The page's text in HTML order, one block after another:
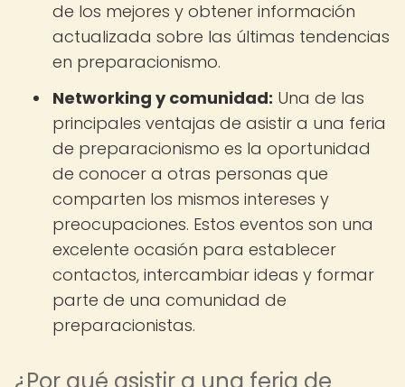
de los mejores y obtener información
actualizada sobre las últimas tendencias
en preparacionismo.
Networking y comunidad: Una de las
principales ventajas de asistir a una feria
de preparacionismo es la oportunidad
de conocer a otras personas que
comparten los mismos intereses y
preocupaciones. Estos eventos son una
excelente ocasión para establecer
contactos, intercambiar ideas y formar
parte de una comunidad de
preparacionistas.